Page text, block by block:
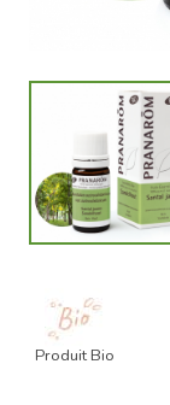
Produit Bio